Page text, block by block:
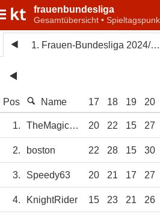
frauenbundesliga
1. Frauen-Bundesliga 2024/25
Pos Name 17 18 19 20
1. TheMagicEye 20 22 15 27
2. boston 22 28 15 30
3. Speedy63 20 21 17 27
4. KnightRider 15 23 21 26